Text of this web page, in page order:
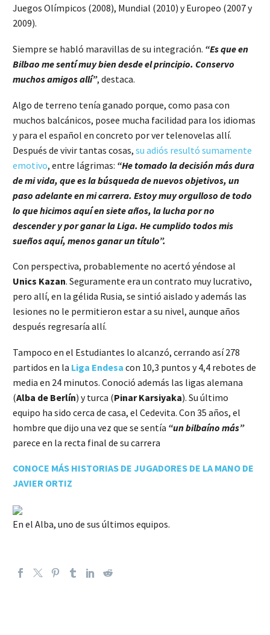
Juegos Olímpicos (2008), Mundial (2010) y Europeo (2007 y
2009).
Siempre se habló maravillas de su integración. “Es que en
Bilbao me sentí muy bien desde el principio. Conservo
muchos amigos allí”, destaca.
Algo de terreno tenía ganado porque, como pasa con
muchos balcánicos, posee mucha facilidad para los idiomas
y para el español en concreto por ver telenovelas allí.
Después de vivir tantas cosas, su adiós resultó sumamente
emotivo, entre lágrimas: “He tomado la decisión más dura
de mi vida, que es la búsqueda de nuevos objetivos, un
paso adelante en mi carrera. Estoy muy orgulloso de todo
lo que hicimos aquí en siete años, la lucha por no
descender y por ganar la Liga. He cumplido todos mis
sueños aquí, menos ganar un título”.
Con perspectiva, probablemente no acertó yéndose al
Unics Kazan. Seguramente era un contrato muy lucrativo,
pero allí, en la gélida Rusia, se sintió aislado y además las
lesiones no le permitieron estar a su nivel, aunque años
después regresaría allí.
Tampoco en el Estudiantes lo alcanzó, cerrando así 278
partidos en la Liga Endesa con 10,3 puntos y 4,4 rebotes de
media en 24 minutos. Conoció además las ligas alemana
(Alba de Berlín) y turca (Pinar Karsiyaka). Su último
equipo ha sido cerca de casa, el Cedevita. Con 35 años, el
hombre que dijo una vez que se sentía “un bilbaíno más”
parece en la recta final de su carrera
CONOCE MÁS HISTORIAS DE JUGADORES DE LA MANO DE
JAVIER ORTIZ
En el Alba, uno de sus últimos equipos.